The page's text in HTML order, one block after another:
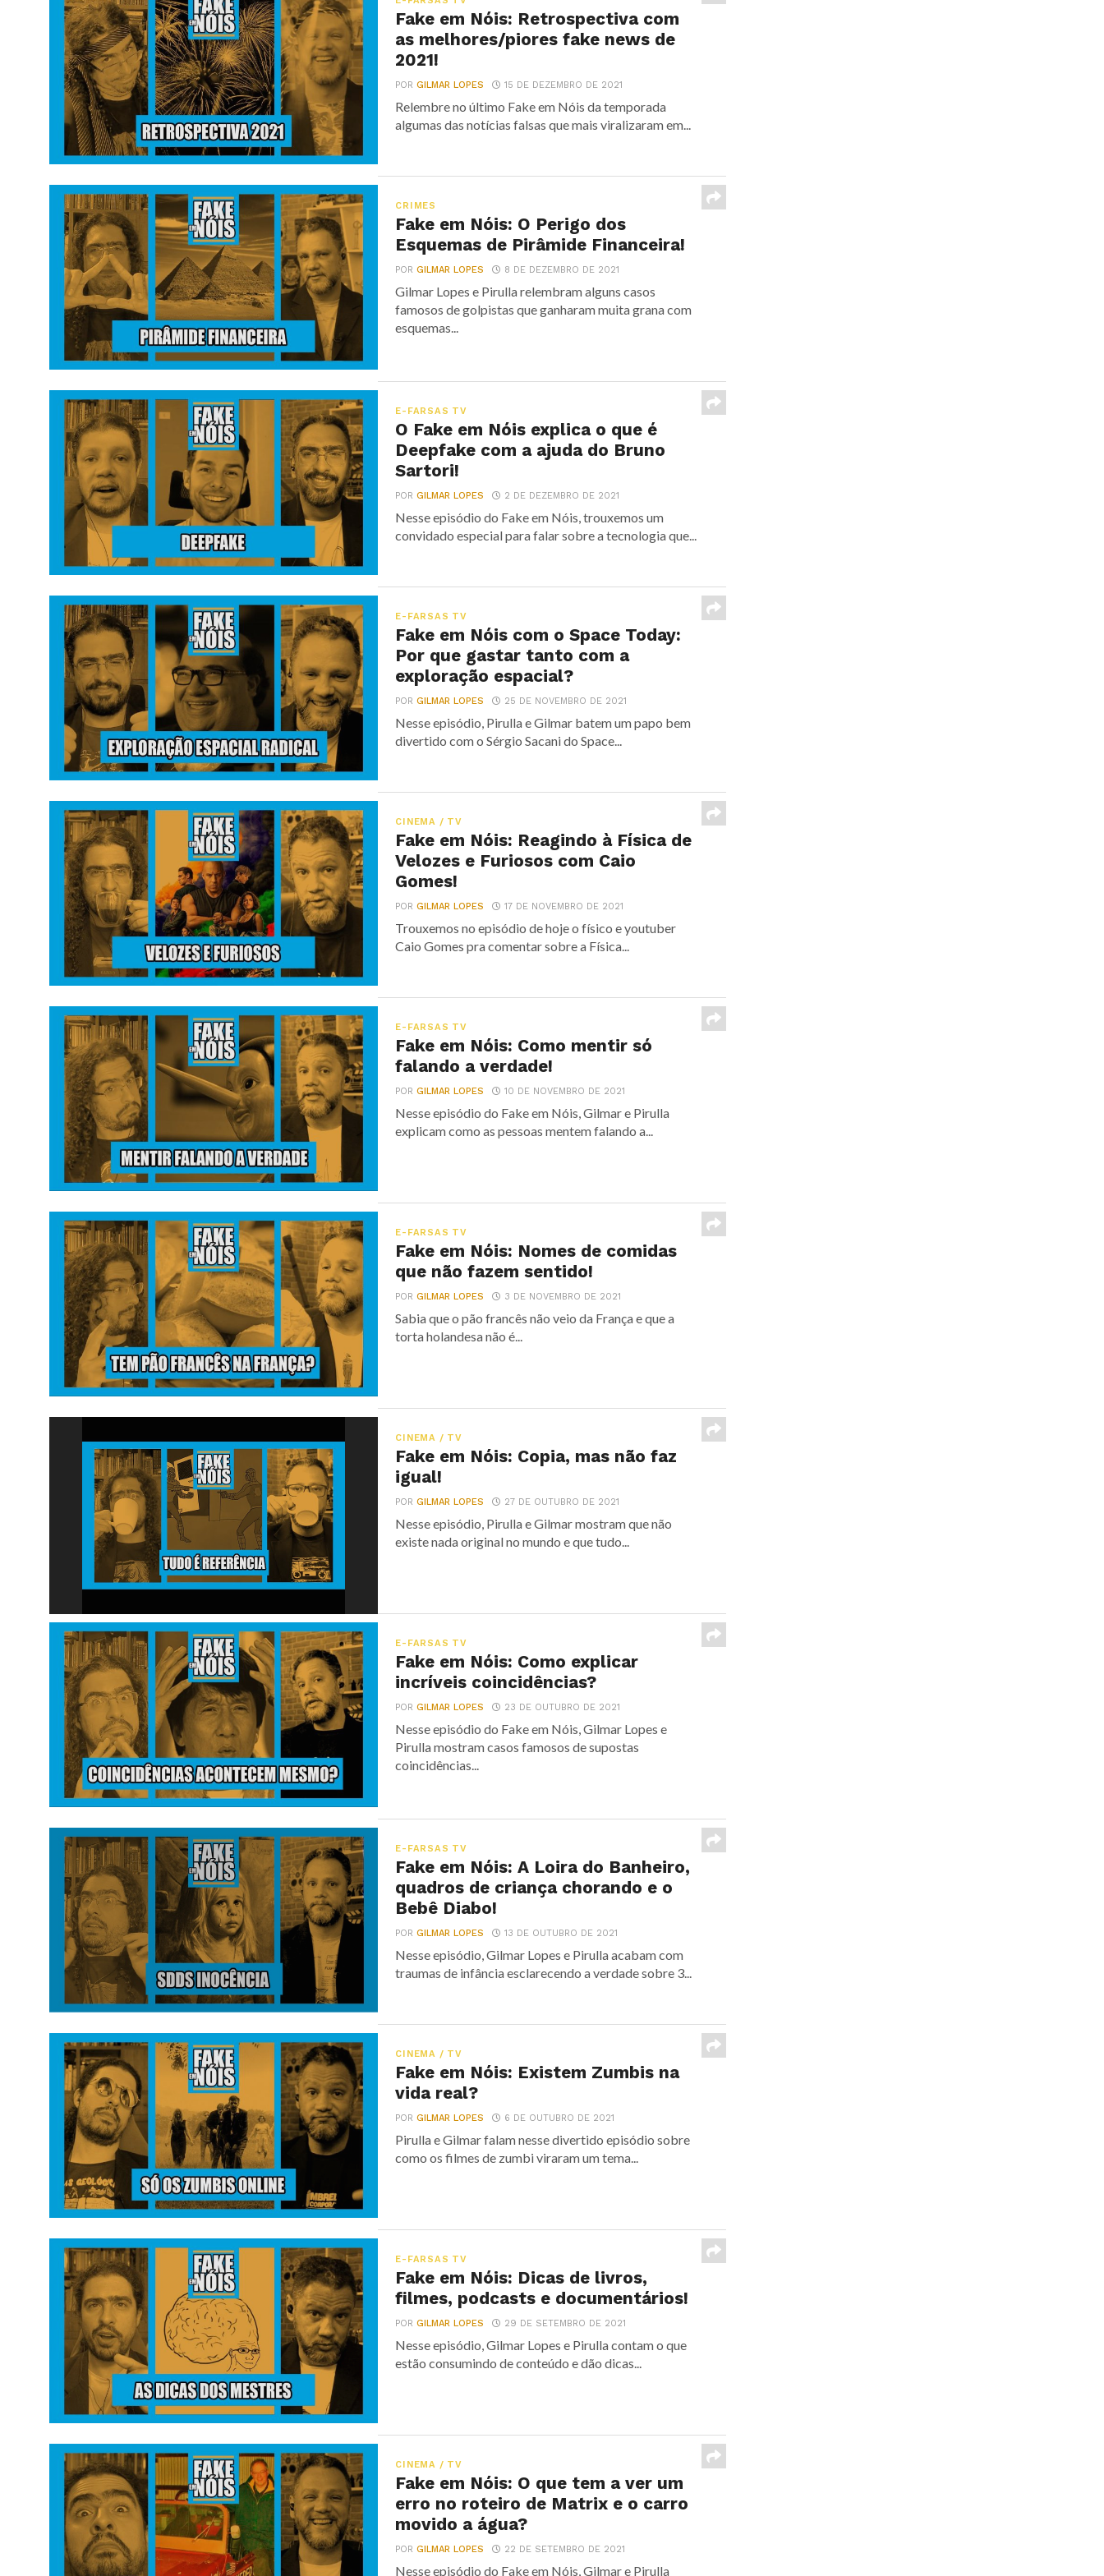
Fake em Nóis: Retrospectiva com
as melhores/piores fake news de
2021!
PORGILMAR LOPES 15 DE DEZEMBRO DE 2021
Relembre no último Fake em Nóis da temporada
algumas das notícias falsas que mais viralizaram em...
CRIMES
Fake em Nóis: O Perigo dos
Esquemas de Pirâmide Financeira!
PORGILMAR LOPES 8 DE DEZEMBRO DE 2021
Gilmar Lopes e Pirulla relembram alguns casos
famosos de golpistas que ganharam muita grana com
esquemas...
E-FARSAS TV
O Fake em Nóis explica o que é
Deepfake com a ajuda do Bruno
Sartori!
PORGILMAR LOPES 2 DE DEZEMBRO DE 2021
Nesse episódio do Fake em Nóis, trouxemos um
convidado especial para falar sobre a tecnologia que...
E-FARSAS TV
Fake em Nóis com o Space Today:
Por que gastar tanto com a
exploração espacial?
PORGILMAR LOPES 25 DE NOVEMBRO DE 2021
Nesse episódio, Pirulla e Gilmar batem um papo bem
divertido com o Sérgio Sacani do Space...
CINEMA / TV
Fake em Nóis: Reagindo à Física de
Velozes e Furiosos com Caio
Gomes!
PORGILMAR LOPES 17 DE NOVEMBRO DE 2021
Trouxemos no episódio de hoje o físico e youtuber
Caio Gomes pra comentar sobre a Física...
E-FARSAS TV
Fake em Nóis: Como mentir só
falando a verdade!
PORGILMAR LOPES 10 DE NOVEMBRO DE 2021
Nesse episódio do Fake em Nóis, Gilmar e Pirulla
explicam como as pessoas mentem falando a...
E-FARSAS TV
Fake em Nóis: Nomes de comidas
que não fazem sentido!
PORGILMAR LOPES 3 DE NOVEMBRO DE 2021
Sabia que o pão francês não veio da França e que a
torta holandesa não é...
CINEMA / TV
Fake em Nóis: Copia, mas não faz
igual!
PORGILMAR LOPES 27 DE OUTUBRO DE 2021
Nesse episódio, Pirulla e Gilmar mostram que não
existe nada original no mundo e que tudo...
E-FARSAS TV
Fake em Nóis: Como explicar
incríveis coincidências?
PORGILMAR LOPES 23 DE OUTUBRO DE 2021
Nesse episódio do Fake em Nóis, Gilmar Lopes e
Pirulla mostram casos famosos de supostas
coincidências...
E-FARSAS TV
Fake em Nóis: A Loira do Banheiro,
quadros de criança chorando e o
Bebê Diabo!
PORGILMAR LOPES 13 DE OUTUBRO DE 2021
Nesse episódio, Gilmar Lopes e Pirulla acabam com
traumas de infância esclarecendo a verdade sobre 3...
CINEMA / TV
Fake em Nóis: Existem Zumbis na
vida real?
PORGILMAR LOPES 6 DE OUTUBRO DE 2021
Pirulla e Gilmar falam nesse divertido episódio sobre
como os filmes de zumbi viraram um tema...
E-FARSAS TV
Fake em Nóis: Dicas de livros,
filmes, podcasts e documentários!
PORGILMAR LOPES 29 DE SETEMBRO DE 2021
Nesse episódio, Gilmar Lopes e Pirulla contam o que
estão consumindo de conteúdo e dão dicas...
CINEMA / TV
Fake em Nóis: O que tem a ver um
erro no roteiro de Matrix e o carro
movido a água?
PORGILMAR LOPES 22 DE SETEMBRO DE 2021
Nesse episódio do Fake em Nóis, Gilmar e Pirulla